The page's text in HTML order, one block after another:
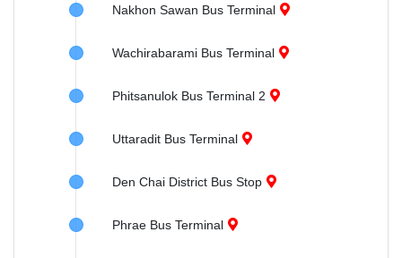
Nakhon Sawan Bus Terminal
Wachirabarami Bus Terminal
Phitsanulok Bus Terminal 2
Uttaradit Bus Terminal
Den Chai District Bus Stop
Phrae Bus Terminal